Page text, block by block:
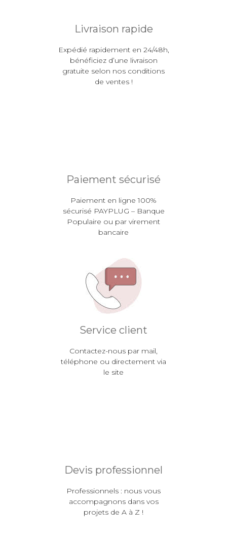
Livraison rapide
Expédié rapidement en 24/48h,
bénéficiez d’une livraison
gratuite selon nos conditions
de ventes !
Paiement sécurisé
Paiement en ligne 100%
sécurisé PAYPLUG – Banque
Populaire ou par virement
bancaire
Service client
Contactez-nous par mail,
téléphone ou directement via
le site
Devis professionnel
Professionnels : nous vous
accompagnons dans vos
projets de A à Z !